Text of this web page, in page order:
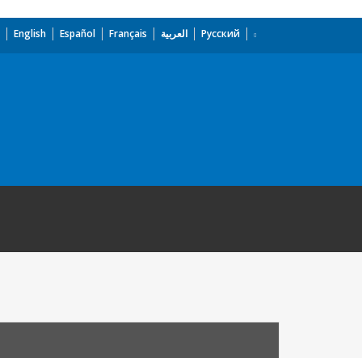
English Español Français العربية Русский